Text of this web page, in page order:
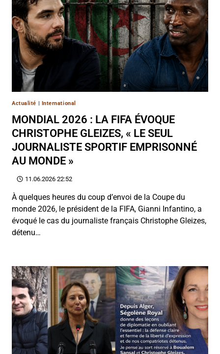
Actualité | International
MONDIAL 2026 : LA FIFA ÉVOQUE
CHRISTOPHE GLEIZES, « LE SEUL
JOURNALISTE SPORTIF EMPRISONNÉ
AU MONDE »
11.06.2026 22:52
À quelques heures du coup d’envoi de la Coupe du
monde 2026, le président de la FIFA, Gianni Infantino, a
évoqué le cas du journaliste français Christophe Gleizes,
détenu…